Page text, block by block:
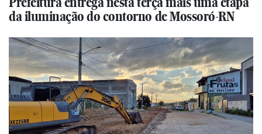
da iluminação do contorno de Mossoró-RN